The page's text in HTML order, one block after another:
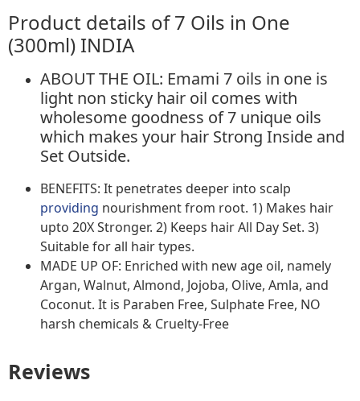
Product details of 7 Oils in One
(300ml) INDIA
ABOUT THE OIL: Emami 7 oils in one is
light non sticky hair oil comes with
wholesome goodness of 7 unique oils
which makes your hair Strong Inside and
Set Outside.
BENEFITS: It penetrates deeper into scalp
providing nourishment from root. 1) Makes hair
upto 20X Stronger. 2) Keeps hair All Day Set. 3)
Suitable for all hair types.
MADE UP OF: Enriched with new age oil, namely
Argan, Walnut, Almond, Jojoba, Olive, Amla, and
Coconut. It is Paraben Free, Sulphate Free, NO
harsh chemicals & Cruelty-Free
Reviews